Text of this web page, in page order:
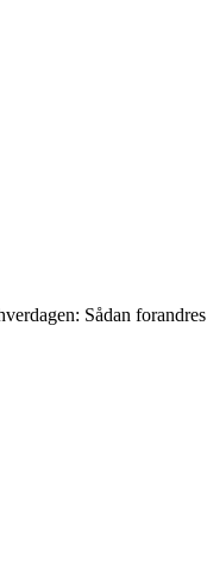
Sådan forandres